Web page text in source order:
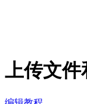
上传文件